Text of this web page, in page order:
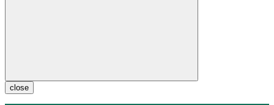
close